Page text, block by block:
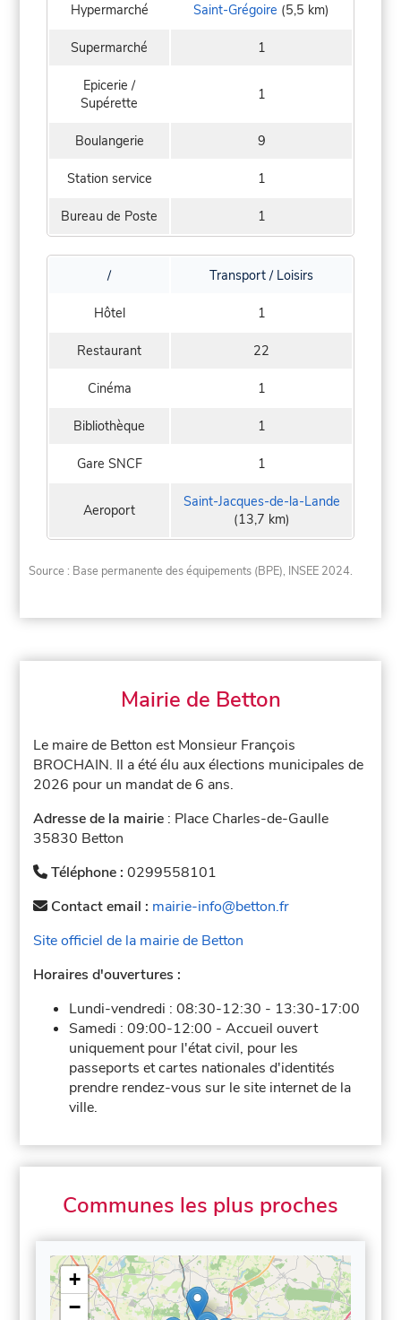
Hypermarché Saint-Grégoire (5,5 km)
Supermarché 1
Epicerie /
Supérette
1
Boulangerie 9
Station service 1
Bureau de Poste 1
/ Transport / Loisirs
Hôtel 1
Restaurant 22
Cinéma 1
Bibliothèque 1
Gare SNCF 1
Aeroport
Saint-Jacques-de-la-Lande
(13,7 km)
Source : Base permanente des équipements (BPE), INSEE 2024.
Mairie de Betton
Le maire de Betton est Monsieur François
BROCHAIN. Il a été élu aux élections municipales de
2026 pour un mandat de 6 ans.
Adresse de la mairie : Place Charles-de-Gaulle
35830 Betton
Téléphone :0299558101
Contact email : mairie-info@betton.fr
Site officiel de la mairie de Betton
Horaires d'ouvertures :
Lundi-vendredi :08:30-12:30 - 13:30-17:00
Samedi :09:00-12:00 -Accueil ouvert
uniquement pour l'état civil, pour les
passeports et cartes nationales d'identités
prendre rendez-vous sur le site internet de la
ville.
Communes les plus proches
+
−